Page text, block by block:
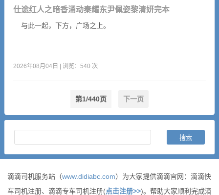
仕途红人之暗香涌动秦耀东尹佩姿黎清妍完本
与此一起，下方，广场之上。
2026年08月04日 | 浏览：540 次
第1/440页 下一页
滴滴司机服务站（www.didiabc.com）为大家提供滴滴官网：滴滴快
车司机注册、滴滴专车司机注册(点击注册>>)。帮助大家顺利完成滴